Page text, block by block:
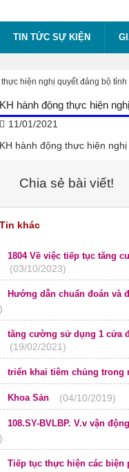
TIN TỨC SỰ KIỆN
hiện nghị quyết đảng bộ
KH hành động thực hiện
11/01/2021
KH hành động thực hiện
Chia sẻ bài viết!
Tin khác
1804 Về việc tiếp tục tăng
(03/10/2023)
Hướng dẫn chuẩn đoán và
)
tăng cường sử dụng 1 cửa điện tử và dịch vụ công trực tuyến mức độ
3,4 và cập nhập lên trang
(19/02/2021)
triển khai tiêm chủng trong
Khoa Sản (04/10/2019)
108.SY-BVLBP. V.v vận
)
Tiếp tục thực hiện các biện